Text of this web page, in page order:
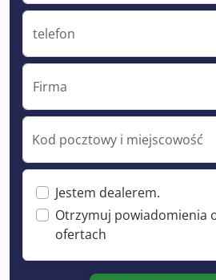
telefon
Firma
Kod pocztowy i miejscowość
Jestem dealerem.
Otrzymuj powiadomienia
ofertach